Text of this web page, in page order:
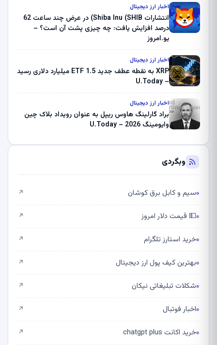
ثبت کرد – گزارش کریپتو صبح – U.Today
اخبار ارز دیجیتال
انتشارات Shiba Inu (SHIB) در عرض چند ساعت 62
درصد افزایش یافت: چه چیزی پشت آن است؟ –
یو.امروز
اخبار ارز دیجیتال
XRP به نقطه عطف جدید ETF 1.5 میلیارد دلاری رسید
– U.Today
اخبار ارز دیجیتال
براد گارلینگ هاوس ریپل به عنوان رویداد بلاک چین
وایومینگ 2026 – U.Today
وبگردی
سیم و کابل برق کوشان ↗
💵 قیمت دلار امروز ↗
خرید استارز تلگرام ↗
بهترین کیف پول ارز دیجیتال ↗
شکلات تبلیغاتی نیکان ↗
اخبار فوتبال ↗
خرید اکانت chatgpt plus ↗